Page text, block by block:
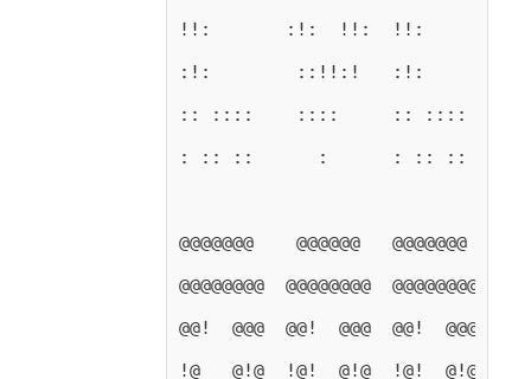
!!:       :!:  !!:  !!:
:!:        ::!!:!   :!:
:: ::::    ::::     :: ::::  ::
: :: ::      :      : :: ::    :
@@@@@@@    @@@@@@   @@@@@@@
@@@@@@@@  @@@@@@@@  @@@@@@@@
@@!  @@@  @@!  @@@  @@!  @@@
!@   @!@  !@!  @!@  !@!  @!@